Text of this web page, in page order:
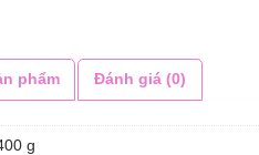
phẩm Đánh giá (0)
g